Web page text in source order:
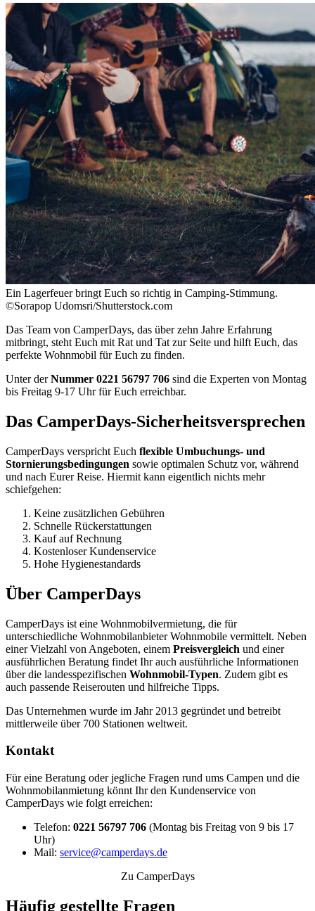
Ein Lagerfeuer bringt Euch so richtig in Camping-Stimmung.
©Sorapop Udomsri/Shutterstock.com
Das Team von CamperDays, das über zehn Jahre Erfahrung
mitbringt, steht Euch mit Rat und Tat zur Seite und hilft Euch, das
perfekte Wohnmobil für Euch zu finden.
Unter derNummer 0221 56797 706 sind die Experten von Montag
bis Freitag 9-17 Uhr für Euch erreichbar.
Das CamperDays-Sicherheitsversprechen
CamperDays verspricht Euch flexible Umbuchungs- und
Stornierungsbedingungen sowie optimalen Schutz vor, während
und nach Eurer Reise. Hiermit kann eigentlich nichts mehr
schiefgehen:
Keine zusätzlichen Gebühren
Schnelle Rückerstattungen
Kauf auf Rechnung
Kostenloser Kundenservice
Hohe Hygienestandards
Über CamperDays
CamperDays ist eine Wohnmobilvermietung, die für
unterschiedliche Wohnmobilanbieter Wohnmobile vermittelt. Neben
einer Vielzahl von Angeboten, einem Preisvergleich und einer
ausführlichen Beratung findet Ihr auch ausführliche Informationen
über die landesspezifischen Wohnmobil-Typen. Zudem gibt es
auch passende Reiserouten und hilfreiche Tipps.
Das Unternehmen wurde im Jahr 2013 gegründet und betreibt
mittlerweile über 700 Stationen weltweit.
Kontakt
Für eine Beratung oder jegliche Fragen rund ums Campen und die
Wohnmobilanmietung könnt Ihr den Kundenservice von
CamperDays wie folgt erreichen:
Telefon: 0221 56797 706 (Montag bis Freitag von 9 bis 17
Uhr)
Mail: service@camperdays.de
Zu CamperDays
Häufig gestellte Fragen